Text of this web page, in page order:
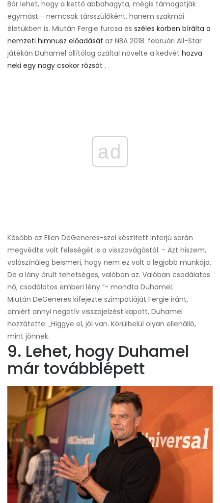
Bár lehet, hogy a kettő abbahagyta, mégis támogatják
egymást - nemcsak társszülőként, hanem szakmai
életükben is. Miután Fergie furcsa és széles körben bírálta a
nemzeti himnusz előadását az NBA 2018. februári All-Star
játékán Duhamel állítólag azáltal növelte a kedvét hozva
neki egy nagy csokor rózsát .
ad
Később az Ellen DeGeneres-szel készített interjú során
megvédte volt feleségét is a visszavágástól. - Azt hiszem,
valószínűleg beismeri, hogy nem ez volt a legjobb munkája.
De a lány őrült tehetséges, valóban az. Valóban csodálatos
nő, csodálatos emberi lény ”- mondta Duhamel.
Miután DeGeneres kifejezte szimpátiáját Fergie iránt,
amiért annyi negatív visszajelzést kapott, Duhamel
hozzátette: „Higgye el, jól van. Körülbelül olyan ellenálló,
mint jönnek.
9. Lehet, hogy Duhamel
már továbblépett